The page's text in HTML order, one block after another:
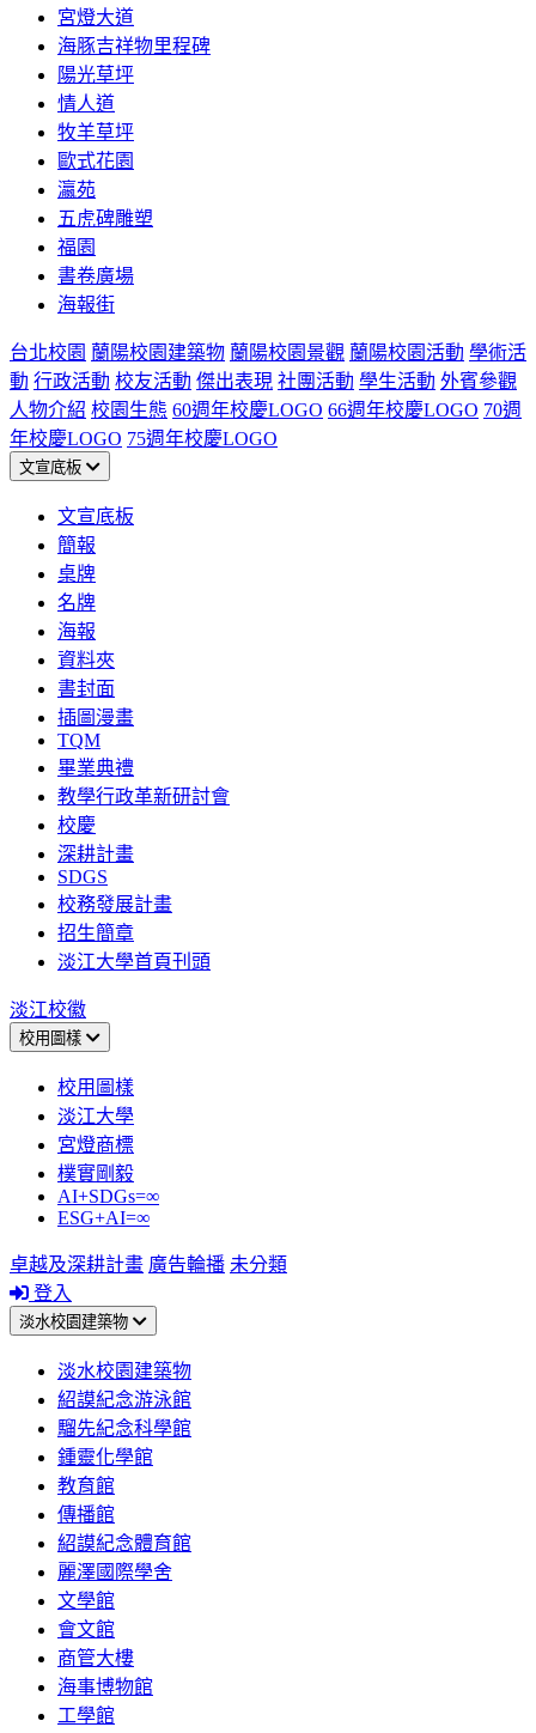
宮燈大道
海豚吉祥物里程碑
陽光草坪
情人道
牧羊草坪
歐式花園
瀛苑
五虎碑雕塑
福園
書卷廣場
海報街
台北校園 蘭陽校園建築物 蘭陽校園景觀 蘭陽校園活動 學術活
動 行政活動 校友活動 傑出表現 社團活動 學生活動 外賓參觀
人物介紹 校園生態 60週年校慶LOGO 66週年校慶LOGO 70週
年校慶LOGO 75週年校慶LOGO
文宣底板
文宣底板
簡報
桌牌
名牌
海報
資料夾
書封面
插圖漫畫
TQM
畢業典禮
教學行政革新研討會
校慶
深耕計畫
SDGS
校務發展計畫
招生簡章
淡江大學首頁刊頭
淡江校徽
校用圖樣
校用圖樣
淡江大學
宮燈商標
樸實剛毅
AI+SDGs=∞
ESG+AI=∞
卓越及深耕計畫 廣告輪播 未分類
登入
淡水校園建築物
淡水校園建築物
紹謨紀念游泳館
騮先紀念科學館
鍾靈化學館
教育館
傳播館
紹謨紀念體育館
麗澤國際學舍
文學館
會文館
商管大樓
海事博物館
工學館